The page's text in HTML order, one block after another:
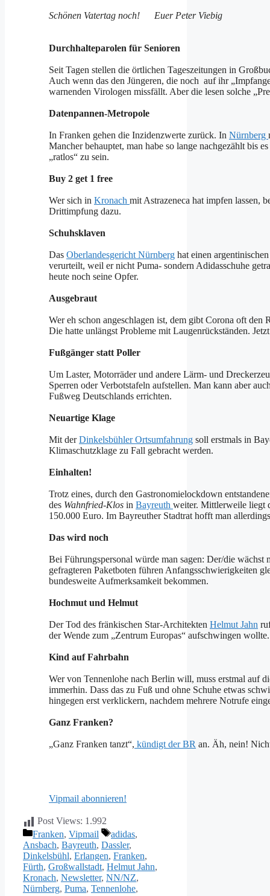
Schönen Vatertag noch! Euer Peter Viebig
Durchhalteparolen für Senioren
Seit Tagen stellen die örtlichen Tageszeitungen in
Auch wenn das den Jüngeren, die noch auf ihr
warnenden Virologen missfällt. Aber die lesen solche
Datenpannen-Metropole
In Franken gehen die Inzidenzwerte zurück. In Nürnberg
Mancher behauptet, man habe so lange nachgezählt bis
„ratlos“ zu sein.
Buy 2 get 1 free
Wer sich in Kronach mit Astrazeneca hat impfen lassen,
Drittimpfung dazu.
Schuhsklaven
Das Oberlandesgericht Nürnberg hat einen
verurteilt, weil er nicht Puma- sondern Adidasschuhe
heute noch seine Opfer.
Ausgebraut
Wer eh schon angeschlagen ist, dem gibt Corona oft den
Die hatte unlängst Probleme mit Laugenrückständen.
Fußgänger statt Poller
Um Laster, Motorräder und andere Lärm- und
Sperren oder Verbotstafeln aufstellen. Man kann aber
Fußweg Deutschlands errichten.
Neuartige Klage
Mit derDinkelsbühler Ortsumfahrung soll erstmals in
Klimaschutzklage zu Fall gebracht werden.
Einhalten!
Trotz eines, durch den Gastronomielockdown
des Wahnfried-Klos in Bayreuth weiter. Mittlerweile liegt
150.000 Euro. Im Bayreuther Stadtrat hofft man
Das wird noch
Bei Führungspersonal würde man sagen: Der/die
gefragteren Paketboten führen Anfangsschwierigkeiten
bundesweite Aufmerksamkeit bekommen.
Hochmut und Helmut
Der Tod des fränkischen Star-Architekten Helmut Jahn
der Wende zum „Zentrum Europas“ aufschwingen wollte.
Kind auf Fahrbahn
Wer von Tennenlohe nach Berlin will, muss erstmal auf
immerhin. Dass das zu Fuß und ohne Schuhe etwas
hingegen erst verklickern, nachdem mehrere Notrufe
Ganz Franken?
„Ganz Franken tanzt“, kündigt der BR an. Äh, nein!
Vipmail abonnieren!
Post Views: 1.992
Kategorien
Franken, Vipmail Schlagwörter
adidas,
Ansbach, Bayreuth, Dassler,
Dinkelsbühl, Erlangen, Franken,
Fürth, Großwallstadt, Helmut Jahn,
Kronach, Newsletter, NN/NZ,
Nürnberg, Puma, Tennenlohe,